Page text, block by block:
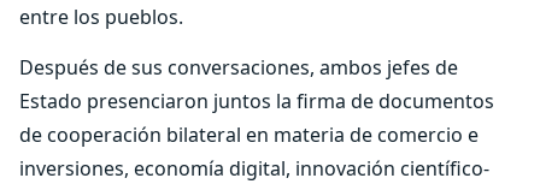
entre los pueblos.
Después de sus conversaciones, ambos jefes de
Estado presenciaron juntos la firma de documentos
de cooperación bilateral en materia de comercio e
inversiones, economía digital, innovación científico-